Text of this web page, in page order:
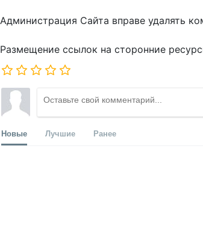
Администрация Сайта вправе удалять
Размещение ссылок на сторонние
Новые Лучшие Ранее